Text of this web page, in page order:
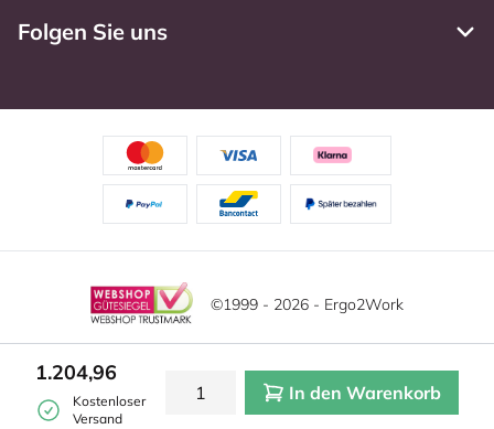
1.204,96
Kostenloser
Versand
In den Warenkorb
Folgen Sie uns
©1999 - 2026 - Ergo2Work
Haftungsausschluss
Allgemeine Geschäftsbedingungen
Cookie-Einstellungen
Diese Website verwendet Cookies. Lesen Sie unsere
Datenschutzerklärung für weitere Informationen.Mehr
|Verstecken